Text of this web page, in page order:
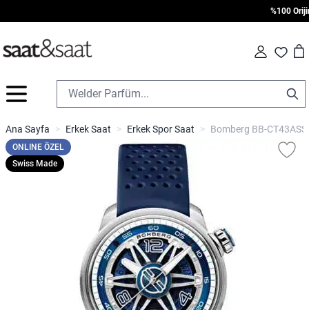
%100
Fav Cart
İçeriğe geç
Ana Sayfa > Erkek Saat > Erkek Spor Saat > Bomberg BB-
ONLINE ÖZEL
Swiss Made